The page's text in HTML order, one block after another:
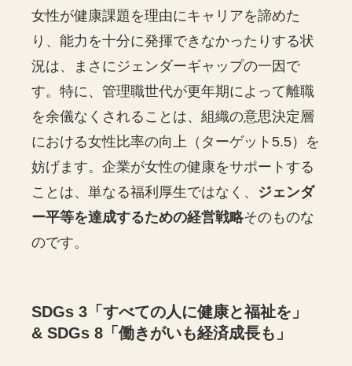
女性が健康課題を理由にキャリアを諦めた
り、能力を十分に発揮できなかったりする状
況は、まさにジェンダーギャップの一因で
す。特に、管理職世代が更年期によって離職
を余儀なくされることは、組織の意思決定層
における女性比率の向上（ターゲット5.5）を
妨げます。企業が女性の健康をサポートする
ことは、単なる福利厚生ではなく、 ジェンダ
ー平等を達成するための経営戦略そのものな
のです。
SDGs 3「すべての人に健康と福祉を」
& SDGs 8「働きがいも経済成長も」